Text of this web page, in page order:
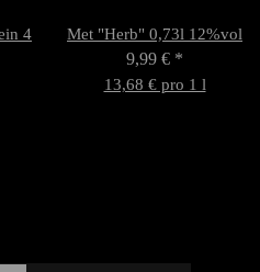
Met "Herb" 0,73l 12%vol
9,99 € *
13,68 € pro 1 l